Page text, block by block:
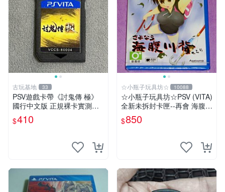
古玩基地 33
PSV遊戲卡帶《討鬼傳 極》
國行中文版 正規裸卡實測無
誤 索尼官方認證 減價促銷 訂
購越早越劃算 討鬼傳 極 PSV
$410
☆小瓶子玩具坊☆ 10088
☆小瓶子玩具坊☆PSV (VITA)
全新未拆封卡匣--再會 海腹川
背 閃
$850